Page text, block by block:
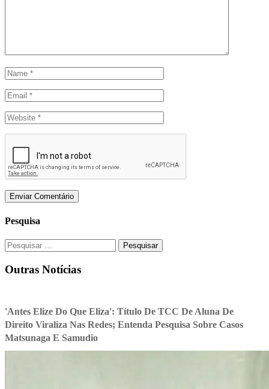
Pesquisa
Pesquisar
por:
Outras Notícias
'Antes Elize Do Que Eliza': Título De TCC De Aluna De
Direito Viraliza Nas Redes; Entenda Pesquisa Sobre Casos
Matsunaga E Samudio